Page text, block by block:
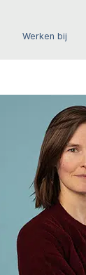
Werken bij